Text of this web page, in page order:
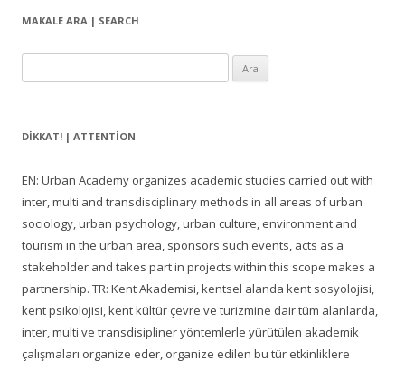
MAKALE ARA | SEARCH
DIKKAT! | ATTENTION
EN: Urban Academy organizes academic studies carried out with
inter, multi and transdisciplinary methods in all areas of urban
sociology, urban psychology, urban culture, environment and
tourism in the urban area, sponsors such events, acts as a
stakeholder and takes part in projects within this scope makes a
partnership. TR: Kent Akademisi, kentsel alanda kent sosyolojisi,
kent psikolojisi, kent kültür çevre ve turizmine dair tüm alanlarda,
inter, multi ve transdisipliner yöntemlerle yürütülen akademik
çalışmaları organize eder, organize edilen bu tür etkinliklere